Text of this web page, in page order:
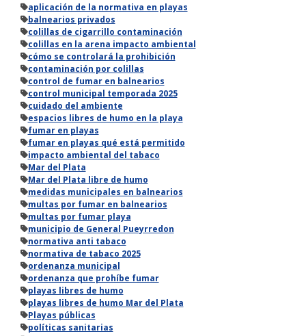
aplicación de la normativa en playas
balnearios privados
colillas de cigarrillo contaminación
colillas en la arena impacto ambiental
cómo se controlará la prohibición
contaminación por colillas
control de fumar en balnearios
control municipal temporada 2025
cuidado del ambiente
espacios libres de humo en la playa
fumar en playas
fumar en playas qué está permitido
impacto ambiental del tabaco
Mar del Plata
Mar del Plata libre de humo
medidas municipales en balnearios
multas por fumar en balnearios
multas por fumar playa
municipio de General Pueyrredon
normativa anti tabaco
normativa de tabaco 2025
ordenanza municipal
ordenanza que prohíbe fumar
playas libres de humo
playas libres de humo Mar del Plata
Playas públicas
políticas sanitarias